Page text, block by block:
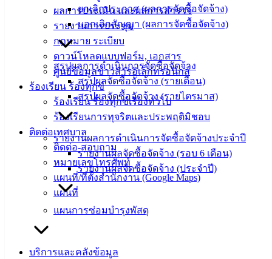
ผลการประเมิน และผลการสำรวจ
รายงานการประชุม
กฎหมาย ระเบียบ
ดาวน์โหลดแบบฟอร์ม, เอกสาร
ศูนย์ข้อมูลข่าวสารอิเล็กทรอนิกส์
ร้องเรียน ร้องทุกข์
ร้องเรียน ร้องทุกข์เรื่องทั่วไป
ร้องเรียนการทุจริตและประพฤติมิชอบ
ติดต่อเทศบาล
ติดต่อ-สอบถาม
หมายเลขโทรศัพท์
แผนที่/ที่ตั้งสำนักงาน (Google Maps)
แผนที่
ยกเลิกประกาศ (ผลการจัดซื้อจัดจ้าง)
บอกเลิกสัญญา (ผลการจัดซื้อจัดจ้าง)
สรุปผลการดำเนินการจัดซื้อจัดจ้าง
สรุปผลจัดซื้อจัดจ้าง (รายเดือน)
สรุปผลจัดซื้อจัดจ้าง (รายไตรมาส)
รายงานผลการดำเนินการจัดซื้อจัดจ้างประจำปี
รายงานผลจัดซื้อจัดจ้าง (รอบ 6 เดือน)
รายงานผลจัดซื้อจัดจ้าง (ประจำปี)
แผนการซ่อมบำรุงพัสดุ
บริการและคลังข้อมูล
อิเล็กทรอนิกส์
องค์
ความรู้
(Knowledge
Management)
ติดต่อ
เทศบาล
สายตรง
นายก
ประวัติ
เทศบาล
ผู้บริหาร
หัวหน้า
ส่วน